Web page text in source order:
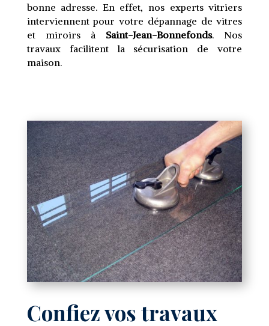
bonne adresse. En effet, nos experts vitriers
interviennent pour votre dépannage de vitres
et miroirs à Saint-Jean-Bonnefonds. Nos
travaux facilitent la sécurisation de votre
maison.
Confiez vos travaux